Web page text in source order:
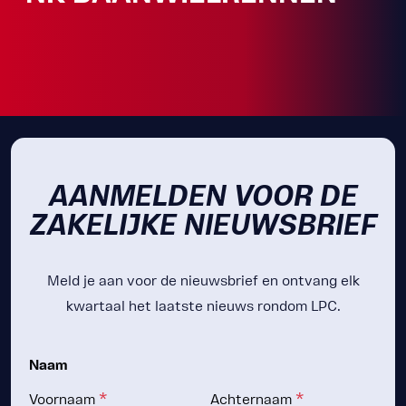
AANMELDEN VOOR DE
ZAKELIJKE NIEUWSBRIEF
Meld je aan voor de nieuwsbrief en ontvang elk
kwartaal het laatste nieuws rondom LPC.
Naam
Voornaam * Achternaam *